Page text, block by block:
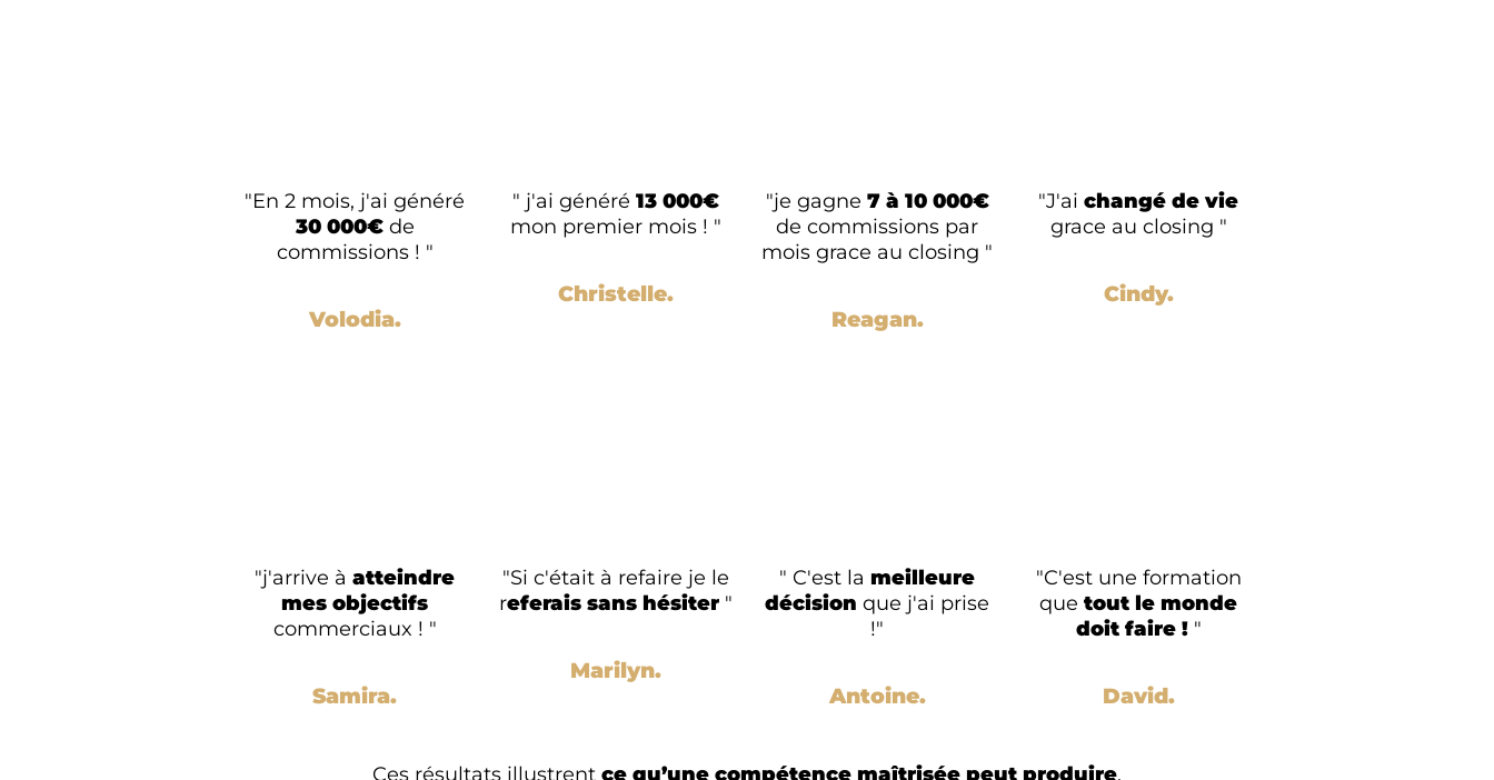
"En 2 mois, j'ai généré
30 000€de
commissions ! "
Volodia.
" j'ai généré13 000€
mon premier mois ! "
Christelle.
"je gagne 7 à 10 000€
de commissions par
mois grace au closing "
Reagan.
"J'aichangé de vie
grace au closing "
Cindy.
"j'arrive àatteindre
mes objectifs
commerciaux ! "
Samira.
"Si c'était à refaire je le
referais sans hésiter "
Marilyn.
" C'est lameilleure
décision que j'ai prise
!"
Antoine.
"C'est une formation
que tout le monde
doit faire !"
David.
Ces résultats illustrent ce qu’une compétence maîtrisée peut produire,